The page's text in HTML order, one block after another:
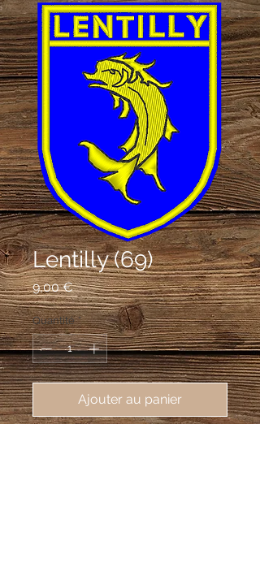
Lentilly (69)
9,00 €Prix
Quantité *
Ajouter au panier